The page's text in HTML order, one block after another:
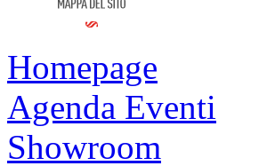
Homepage
Agenda Eventi
Showroom